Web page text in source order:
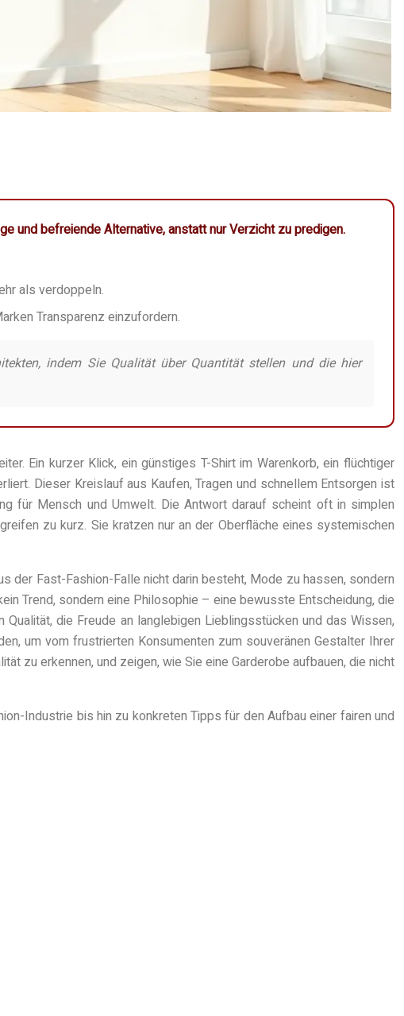
und befreiende Alternative, anstatt nur Verzicht zu predigen.
als verdoppeln.
Transparenz einzufordern.
indem Sie Qualität über Quantität stellen und die hier
Ein kurzer Klick, ein günstiges T-Shirt im Warenkorb, ein flüchtiger
Dieser Kreislauf aus Kaufen, Tragen und schnellem Entsorgen ist
für Mensch und Umwelt. Die Antwort darauf scheint oft in simplen
zu kurz. Sie kratzen nur an der Oberfläche eines systemischen
der Fast-Fashion-Falle nicht darin besteht, Mode zu hassen, sondern
Trend, sondern eine Philosophie – eine bewusste Entscheidung, die
die Freude an langlebigen Lieblingsstücken und das Wissen,
um vom frustrierten Konsumenten zum souveränen Gestalter Ihrer
zu erkennen, und zeigen, wie Sie eine Garderobe aufbauen, die nicht
Industrie bis hin zu konkreten Tipps für den Aufbau einer fairen und